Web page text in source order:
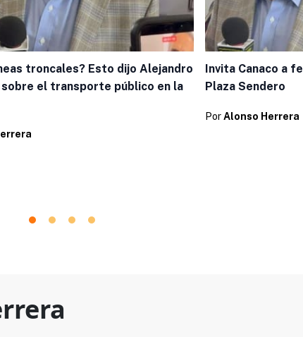
troncales? Esto dijo Alejandro
el transporte público en la
Invita Canaco a
Plaza Sendero
PorAlonso Herrera